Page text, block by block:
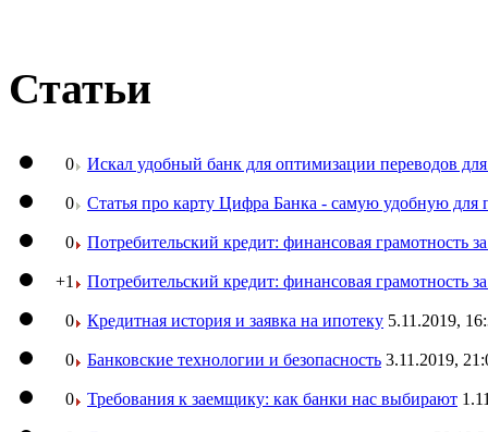
Статьи
0 Искал удобный банк для оптимизации переводов
0 Статья про карту Цифра Банка - самую удобную для
0 Потребительский кредит: финансовая грамотность
+1 Потребительский кредит: финансовая грамотность
0 Кредитная история и заявка на ипотеку 5.11.2019,
0 Банковские технологии и безопасность 3.11.2019,
0 Требования к заемщику: как банки нас выбирают